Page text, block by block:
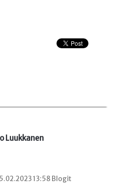
Luukkanen
13:58 Blogit